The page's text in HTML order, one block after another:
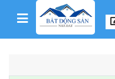
Skip to content